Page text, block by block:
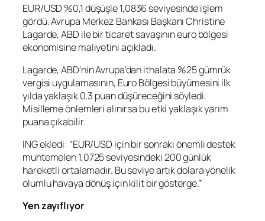
EUR/USD %0,1 düşüşle 1,0836 seviyesinde işlem
gördü. Avrupa Merkez Bankası Başkanı Christine
Lagarde, ABD ile bir ticaret savaşının euro bölgesi
ekonomisine maliyetini açıkladı.
Lagarde, ABD’nin Avrupa’dan ithalata %25 gümrük
vergisi uygulamasının, Euro Bölgesi büyümesini ilk
yılda yaklaşık 0,3 puan düşüreceğini söyledi.
Misilleme önlemleri alınırsa bu etki yaklaşık yarım
puana çıkabilir.
ING ekledi: “EUR/USD için bir sonraki önemli destek
muhtemelen 1,0725 seviyesindeki 200 günlük
hareketli ortalamadır. Bu seviye artık dolara yönelik
olumlu havaya dönüş için kilit bir gösterge.”
Yen zayıflıyor